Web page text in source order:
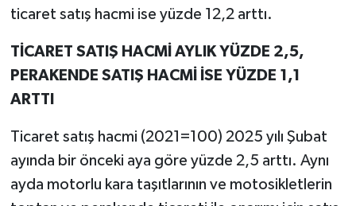
ticaret satış hacmi ise yüzde 12,2 arttı.
TİCARET SATIŞ HACMİ AYLIK YÜZDE 2,5,
PERAKENDE SATIŞ HACMİ İSE YÜZDE 1,1
ARTTI
Ticaret satış hacmi (2021=100) 2025 yılı Şubat
ayında bir önceki aya göre yüzde 2,5 arttı. Aynı
ayda motorlu kara taşıtlarının ve motosikletlerin